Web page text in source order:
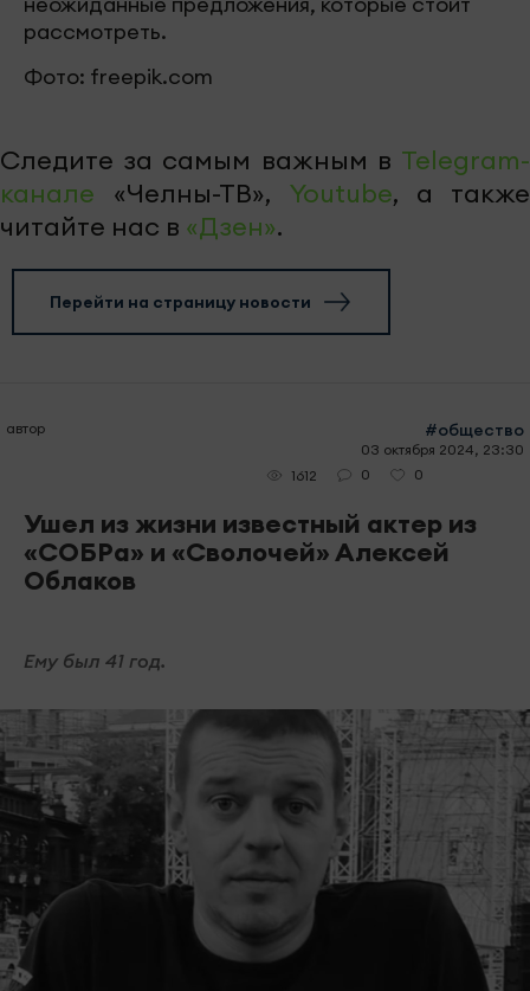
рассмотреть.
Фото: freepik.com
Следите за самым важным в Telegram-
канале «Челны-ТВ», Youtube, а также
читайте нас в «Дзен».
Перейти на страницу новости
автор #общество
03 октября 2024, 23:30
1612
0 0
Ушел из жизни известный актер из
«СОБРа» и «Сволочей» Алексей
Облаков
Ему был 41 год.